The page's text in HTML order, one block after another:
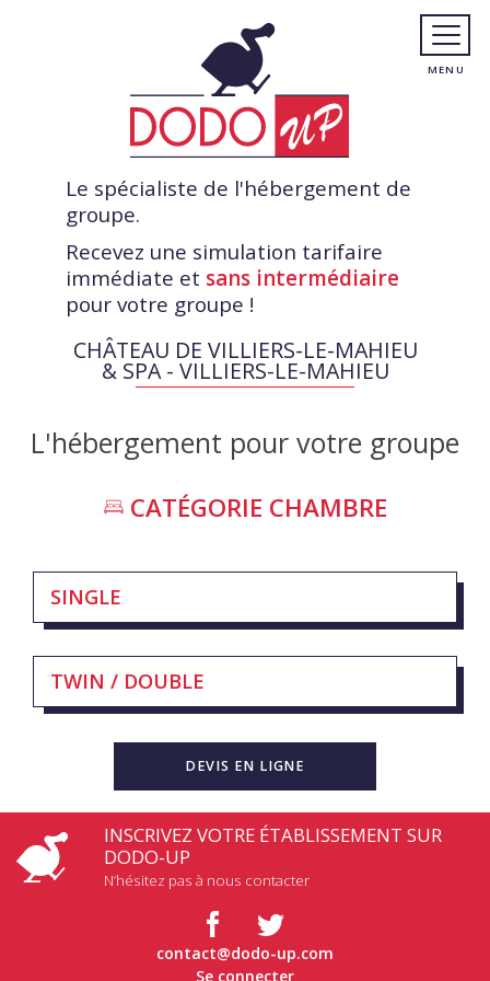
Le spécialiste de l'hébergement de
groupe.
Recevez une simulation tarifaire
immédiate et sans intermédiaire
pour votre groupe !
CHÂTEAU DE VILLIERS-LE-MAHIEU
& SPA - VILLIERS-LE-MAHIEU
L'hébergement pour votre groupe
CATÉGORIE CHAMBRE
SINGLE
TWIN / DOUBLE
DEVIS EN LIGNE
INSCRIVEZ VOTRE ÉTABLISSEMENT SUR
DODO-UP
N’hésitez pas à nous contacter
contact@dodo-up.com
Se connecter